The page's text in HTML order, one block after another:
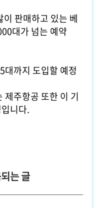
판매하고 있는 베
대가 넘는 예약
까지 도입할 예정
제주항공 또한 이 기
니다.
는 글